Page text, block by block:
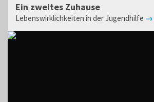
Ein zweites Zuhause
Lebenswirklichkeiten in der Jugendhilfe →